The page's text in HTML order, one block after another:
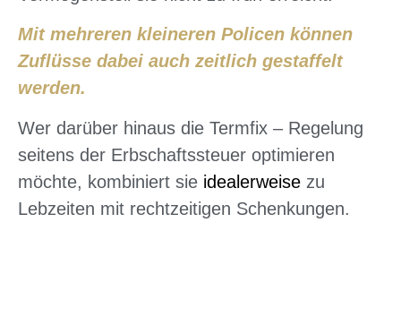
Mit mehreren kleineren Policen können
Zuflüsse dabei auch zeitlich gestaffelt
werden.
Wer darüber hinaus die Termfix – Regelung
seitens der Erbschaftssteuer optimieren
möchte, kombiniert sie idealerweise zu
Lebzeiten mit rechtzeitigen Schenkungen.